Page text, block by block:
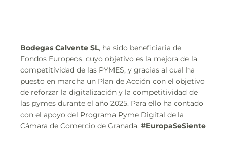
Bodegas Calvente SL, ha sido beneficiaria de
Fondos Europeos, cuyo objetivo es la mejora de la
competitividad de las PYMES, y gracias al cual ha
puesto en marcha un Plan de Acción con el objetivo
de reforzar la digitalización y la competitividad de
las pymes durante el año 2025. Para ello ha contado
con el apoyo del Programa Pyme Digital de la
Cámara de Comercio de Granada. #EuropaSeSiente